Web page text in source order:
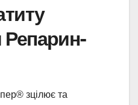
Репарин-
зцілює та